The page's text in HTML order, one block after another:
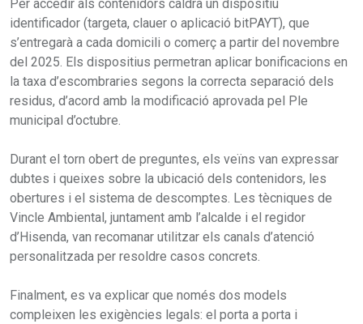
Per accedir als contenidors caldrà un dispositiu
identificador (targeta, clauer o aplicació bitPAYT), que
s’entregarà a cada domicili o comerç a partir del novembre
del 2025. Els dispositius permetran aplicar bonificacions en
la taxa d’escombraries segons la correcta separació dels
residus, d’acord amb la modificació aprovada pel Ple
municipal d’octubre.
Durant el torn obert de preguntes, els veïns van expressar
dubtes i queixes sobre la ubicació dels contenidors, les
obertures i el sistema de descomptes. Les tècniques de
Vincle Ambiental, juntament amb l’alcalde i el regidor
d’Hisenda, van recomanar utilitzar els canals d’atenció
personalitzada per resoldre casos concrets.
Finalment, es va explicar que només dos models
compleixen les exigències legals: el porta a porta i